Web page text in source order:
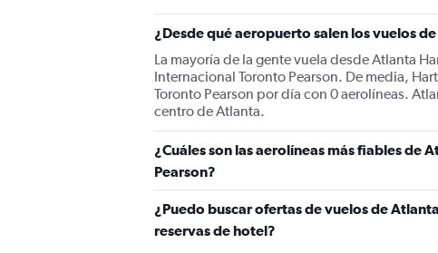
Y
axis
displaying
values.
Range:
0
to
750.
¿Desde qué aeropuerto salen los vuelos
La mayoría de la gente vuela desde Atlanta
Internacional Toronto Pearson. De media,
Toronto Pearson por día con 0 aerolíneas.
centro de Atlanta.
¿Cuáles son las aerolíneas más fiables
Pearson?
¿Puedo buscar ofertas de vuelos de
reservas de hotel?